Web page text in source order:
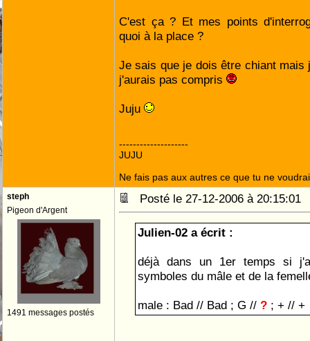
C'est ça ? Et mes points
quoi à la place ?
Je sais que je dois être chiant mais
j'aurais pas compris
Juju
--------------------
JUJU
Ne fais pas aux autres ce que tu ne
steph
Pigeon d'Argent
1491 messages postés
Posté le 27-12-2006 à
Julien-02 a écrit :
déjà dans un 1er temps si
symboles du mâle et de la
male : Bad // Bad ; G // ? ; + // +